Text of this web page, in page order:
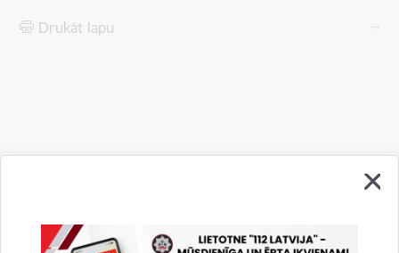
Drukāt lapu